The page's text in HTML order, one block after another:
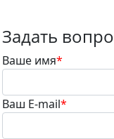
Задать
Ваше имя*
Ваш E-mail*